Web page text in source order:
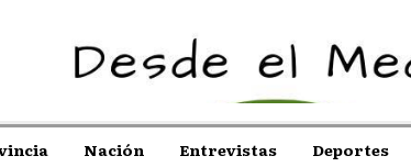
Nación Entrevistas Deportes